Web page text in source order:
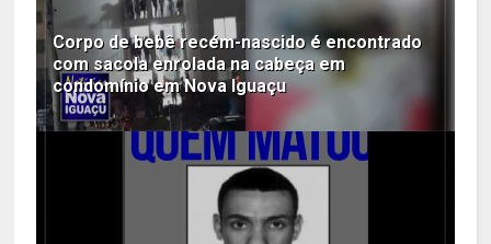
Corpo de bebê recém-nascido é encontrado
com sacola enrolada na cabeça em
condomínio em Nova Iguaçu